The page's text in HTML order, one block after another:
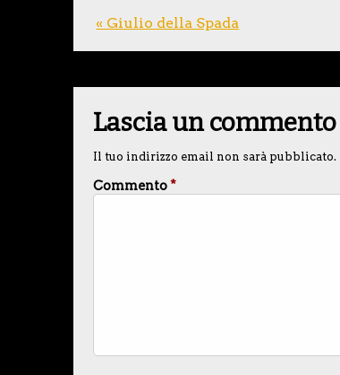
« Giulio della Spada
Lascia un commento
Il tuo indirizzo email non sarà pubblicato.
Commento*